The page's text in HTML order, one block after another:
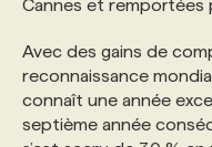
Cannes et remportées
Avec des gains de
reconnaissance
connaît une année
septième année